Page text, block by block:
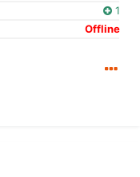
1
Offline